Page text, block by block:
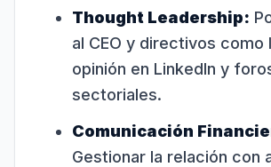
Thought Leadership:
al CEO y directivos como
opinión en LinkedIn y
sectoriales.
Comunicación
Gestionar la relación con